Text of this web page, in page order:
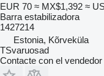
EUR 70 ≈ MX$1,392 ≈
Barra estabilizadora
1427214
Estonia, Kõrveküla
TSvaruosad
Contacte con el vendedor